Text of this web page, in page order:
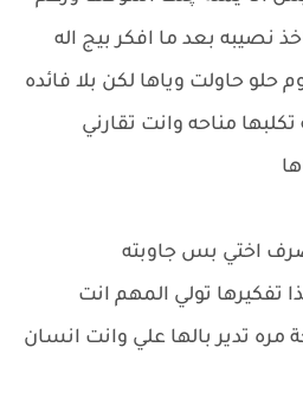
نصيبه بعد ما افكر بيج اله
حلو حاولت وياها لكن بلا فائده
مناحه وانت تقارني
اختي بس جاوبته
تفكيرها تولي المهم انت
مره تدير بالها علي وانت انسان